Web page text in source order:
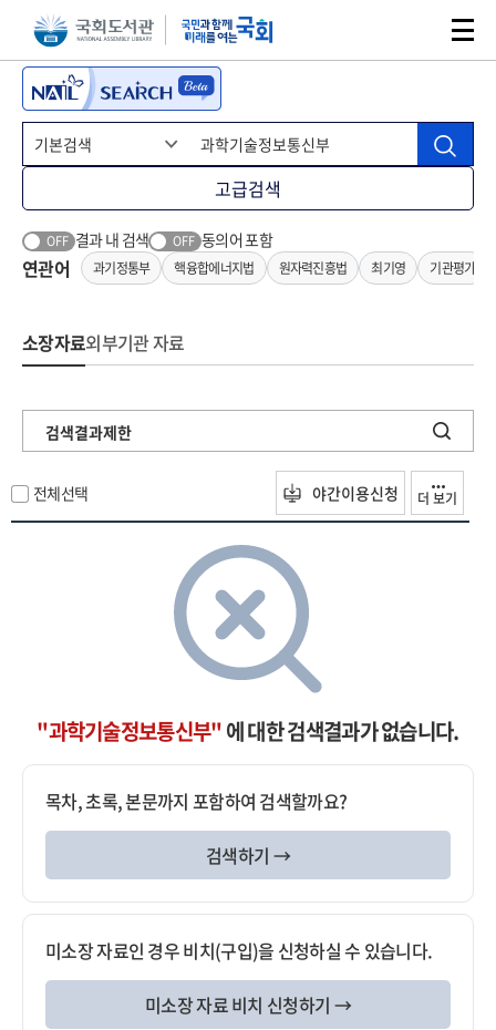
본문 바로가기주메뉴 바로가기
고급검색
OFF 결과 내 검색 OFF 동의어 포함
연관어 과기정통부 핵융합에너지법 원자력진흥법 최기영 기관평가
소장자료외부기관 자료
검색결과제한
전체선택 야간이용신청 더 보기
"과학기술정보통신부"에 대한 검색결과가 없습니다.
목차, 초록, 본문까지 포함하여 검색할까요?
검색하기 →
미소장 자료인 경우 비치(구입)을 신청하실 수 있습니다.
미소장 자료 비치 신청하기 →